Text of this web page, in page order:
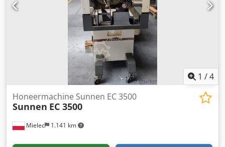
1 /4
Mielec 1.141 km
Honeermachine Sunnen EC 3500
Sunnen EC 3500